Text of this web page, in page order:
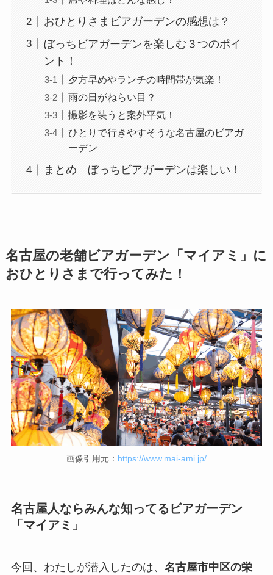
おひとりさまビアガーデンの感想は？
ぼっちビアガーデンを楽しむ３つのポイ
ント！
夕方早めやランチの時間帯が気楽！
雨の日がねらい目？
撮影を装うと案外平気！
ひとりで行きやすそうな名古屋のビアガ
ーデン
まとめ ぼっちビアガーデンは楽しい！
名古屋の老舗ビアガーデン「マイアミ」に
おひとりさまで行ってみた！
画像引用元： https://www.mai-ami.jp/
名古屋人ならみんな知ってるビアガーデン
「マイアミ」
今回、わたしが潜入したのは、 名古屋市中区の栄